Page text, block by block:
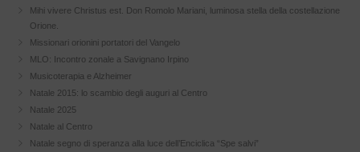
Mihi vivere Christus est. Don Romolo Mariani, luminosa stella della costellazione
Orione.
Missionari orionini portatori del Vangelo
MLO: Incontro zonale a Savignano Irpino
Musicoterapia e Alzheimer
Natale 2015: lo scambio degli auguri al Centro
Natale 2025
Natale al Centro
Natale segno di speranza alla luce dell’Enciclica “Spe salvi”